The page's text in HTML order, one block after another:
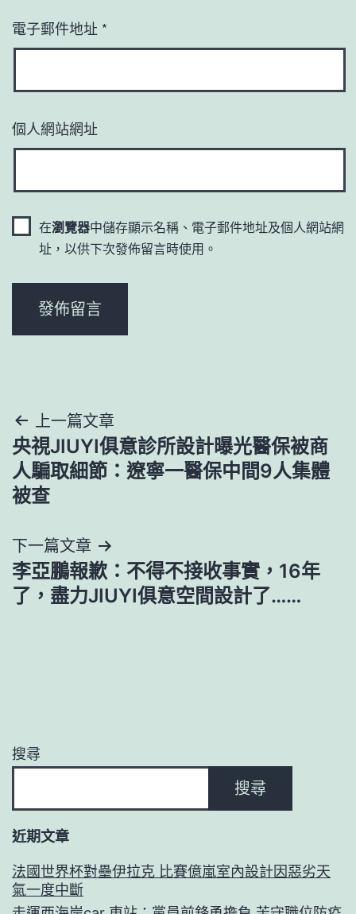
電子郵件地址 *
個人網站網址
在瀏覽器中儲存顯示名稱、電子郵件地址及個人網站網
址，以供下次發佈留言時使用。
文
章
導
覽
上一篇文章
央視JIUYI俱意診所設計曝光醫保被商
人騙取細節：遼寧一醫保中間9人集體
被查
下一篇文章
李亞鵬報歉：不得不接收事實，16年
了，盡力JIUYI俱意空間設計了……
搜尋
搜尋
近期文章
法國世界杯對壘伊拉克 比賽億嵐室內設計因惡劣天
氣一度中斷